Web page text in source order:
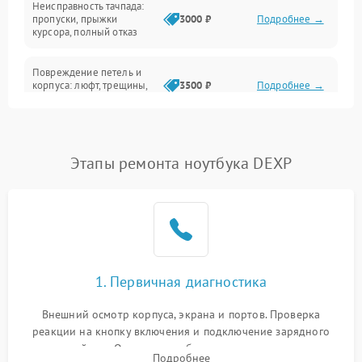
Сеть и интернет
Неисправность тачпада:
пропуски, прыжки
курсора, полный отказ
3000 ₽ Подробнее →
Повреждение петель и
корпуса: люфт, трещины,
3500 ₽ Подробнее →
невозможность зарядки,
2500 ₽ Подробнее →
2000 ₽
Перегрев из‑за пыли,
неисправности кулера
Выход из строя SSD или
Этапы ремонта ноутбука DEXP
1. Первичная диагностика
Внешний осмотр корпуса, экрана и портов. Проверка
реакции на кнопку включения и подключение зарядного
устройства. Оценка потребления тока с помощью
Подробнее